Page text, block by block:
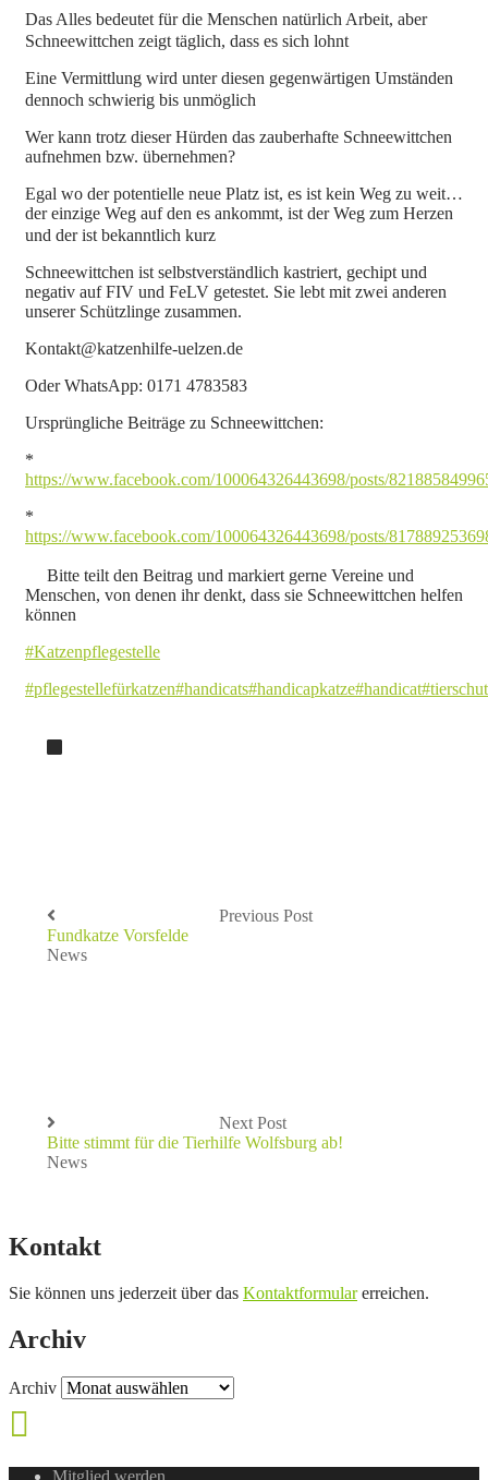
Das Alles bedeutet für die Menschen natürlich Arbeit, aber
Schneewittchen zeigt täglich, dass es sich lohnt
Eine Vermittlung wird unter diesen gegenwärtigen Umständen
dennoch schwierig bis unmöglich
Wer kann trotz dieser Hürden das zauberhafte Schneewittchen
aufnehmen bzw. übernehmen?
Egal wo der potentielle neue Platz ist, es ist kein Weg zu weit…
der einzige Weg auf den es ankommt, ist der Weg zum Herzen
und der ist bekanntlich kurz
Schneewittchen ist selbstverständlich kastriert, gechipt und
negativ auf FIV und FeLV getestet. Sie lebt mit zwei anderen
unserer Schützlinge zusammen.
Kontakt@katzenhilfe-uelzen.de
Oder WhatsApp: 0171 4783583
Ursprüngliche Beiträge zu Schneewittchen:
*
https://www.facebook.com/100064326443698/posts/
*
https://www.facebook.com/100064326443698/posts/
Bitte teilt den Beitrag und markiert gerne Vereine und
Menschen, von denen ihr denkt, dass sie Schneewittchen helfen
können
#Katzenpflegestelle
#pflegestellefürkatzen#handicats#handicapkatze#handicat
Previous Post
Fundkatze Vorsfelde
News
Next Post
Bitte stimmt für die Tierhilfe Wolfsburg ab!
News
Kontakt
Sie können uns jederzeit über das Kontaktformularerreichen.
Archiv
Archiv
Mitglied werden